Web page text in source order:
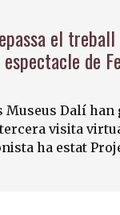
el
de
Museus Dalí han
visita
ha estat